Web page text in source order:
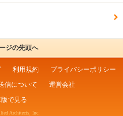
ジの先頭へ
利用規約
プライバシーポリシー
信について
運営会社
版で見る
Architects, Inc.